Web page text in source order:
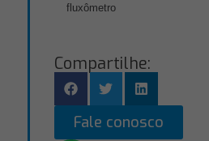
fluxômetro
Compartilhe:
Fale conosco